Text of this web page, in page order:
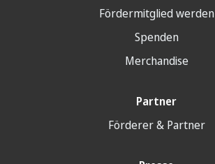
Fördermitglied werden
Spenden
Merchandise
Partner
Förderer & Partner